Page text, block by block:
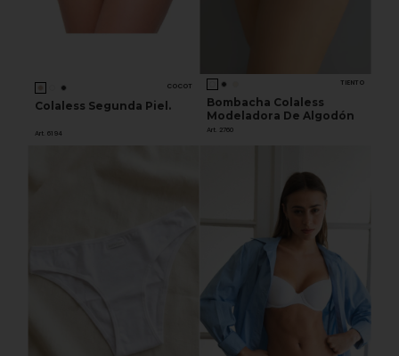
COCOT
Colaless Segunda Piel.
Art. 6194
TIENTO
Bombacha Colaless
Modeladora De Algodón
Art. 2760